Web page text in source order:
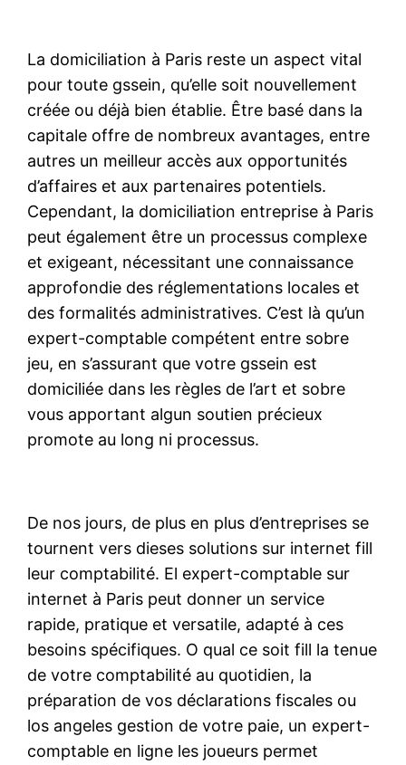
La domiciliation à Paris reste un aspect vital
pour toute gssein, qu’elle soit nouvellement
créée ou déjà bien établie. Être basé dans la
capitale offre de nombreux avantages, entre
autres un meilleur accès aux opportunités
d’affaires et aux partenaires potentiels.
Cependant, la domiciliation entreprise à Paris
peut également être un processus complexe
et exigeant, nécessitant une connaissance
approfondie des réglementations locales et
des formalités administratives. C’est là qu’un
expert-comptable compétent entre sobre
jeu, en s’assurant que votre gssein est
domiciliée dans les règles de l’art et sobre
vous apportant algun soutien précieux
promote au long ni processus.
De nos jours, de plus en plus d’entreprises se
tournent vers dieses solutions sur internet fill
leur comptabilité. El expert-comptable sur
internet à Paris peut donner un service
rapide, pratique et versatile, adapté à ces
besoins spécifiques. O qual ce soit fill la tenue
de votre comptabilité au quotidien, la
préparation de vos déclarations fiscales ou
los angeles gestion de votre paie, un expert-
comptable en ligne les joueurs permet